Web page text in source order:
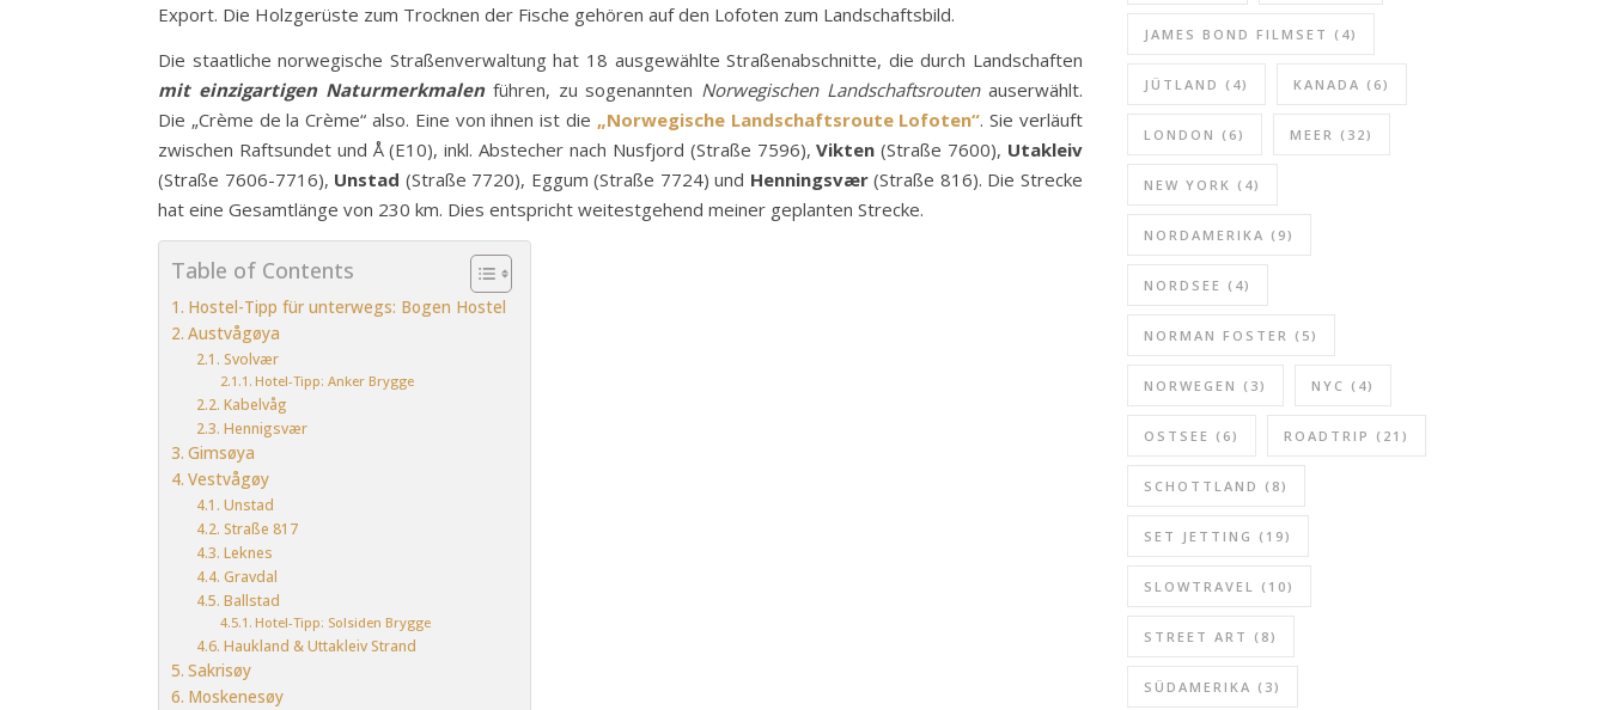
Export. Die Holzgerüste zum Trocknen der Fische gehören auf den Lofoten zum Landschaftsbild.
Die staatliche norwegische Straßenverwaltung hat 18 ausgewählte Straßenabschnitte, die durch Landschaften
mit einzigartigen Naturmerkmalenführen, zu sogenannten Norwegischen Landschaftsrouten auserwählt.
Die „Crème de la Crème“ also. Eine von ihnen ist die „Norwegische Landschaftsroute Lofoten“. Sie verläuft
zwischen Raftsundet und Å (E10), inkl. Abstecher nach Nusfjord (Straße 7596),Vikten (Straße 7600), Utakleiv
(Straße 7606-7716), Unstad (Straße 7720), Eggum (Straße 7724) und Henningsvær(Straße 816). Die Strecke
hat eine Gesamtlänge von 230 km. Dies entspricht weitestgehend meiner geplanten Strecke.
Table of Contents
Hostel-Tipp für unterwegs: Bogen Hostel
Austvågøya
Svolvær
Hotel-Tipp: Anker Brygge
Kabelvåg
Hennigsvær
Gimsøya
Vestvågøy
Unstad
Straße 817
Leknes
Gravdal
Ballstad
Hotel-Tipp: Solsiden Brygge
Haukland & Uttakleiv Strand
Sakrisøy
Moskenesøy
JAMES BOND FILMSET (4)
JÜTLAND (4) KANADA (6)
LONDON (6) MEER (32)
NEW YORK (4)
NORDAMERIKA (9)
NORDSEE (4)
NORMAN FOSTER (5)
NORWEGEN (3) NYC (4)
OSTSEE (6) ROADTRIP (21)
SCHOTTLAND (8)
SET JETTING (19)
SLOWTRAVEL (10)
STREET ART (8)
SÜDAMERIKA (3)